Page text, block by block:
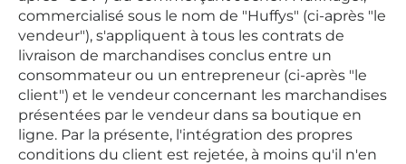
commercialisé sous le nom de "Huffys" (ci-après "le
vendeur"), s'appliquent à tous les contrats de
livraison de marchandises conclus entre un
consommateur ou un entrepreneur (ci-après "le
client") et le vendeur concernant les marchandises
présentées par le vendeur dans sa boutique en
ligne. Par la présente, l'intégration des propres
conditions du client est rejetée, à moins qu'il n'en